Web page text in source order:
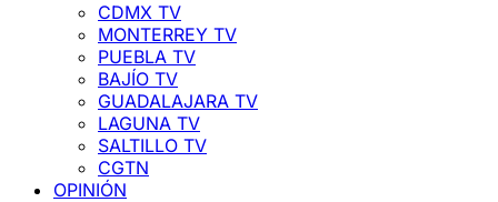
CDMX TV
MONTERREY TV
PUEBLA TV
BAJÍO TV
GUADALAJARA TV
LAGUNA TV
SALTILLO TV
CGTN
OPINIÓN